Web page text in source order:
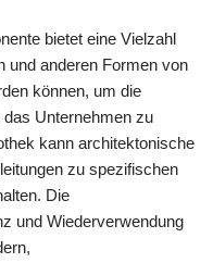
bietet eine Vielzahl
und anderen Formen von
können, um die
Unternehmen zu
kann architektonische
zu spezifischen
Die
und Wiederverwendung